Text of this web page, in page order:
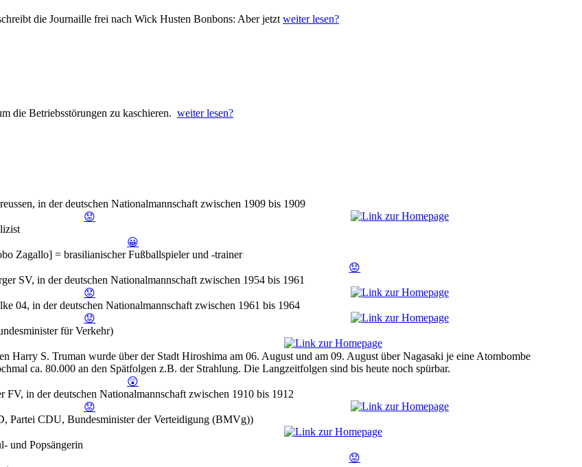
die Journaille frei nach Wick Husten Bonbons: Aber jetzt weiter lesen?
die Betriebsstörungen zu kaschieren. weiter lesen?
in der deutschen Nationalmannschaft zwischen 1909 bis 1909
😟
😀
Zagallo] = brasilianischer Fußballspieler und -trainer
😟
SV, in der deutschen Nationalmannschaft zwischen 1954 bis 1961
😟
04, in der deutschen Nationalmannschaft zwischen 1961 bis 1964
😟
für Verkehr)
Harry S. Truman wurde über der Stadt Hiroshima am 06. August und am 09. August über Nagasaki je eine Atombombe
ca. 80.000 an den Spätfolgen z.B. der Strahlung. Die Langzeitfolgen sind bis heute noch spürbar.
😲
in der deutschen Nationalmannschaft zwischen 1910 bis 1912
😟
Partei CDU, Bundesminister der Verteidigung (BMVg))
und Popsängerin
😟